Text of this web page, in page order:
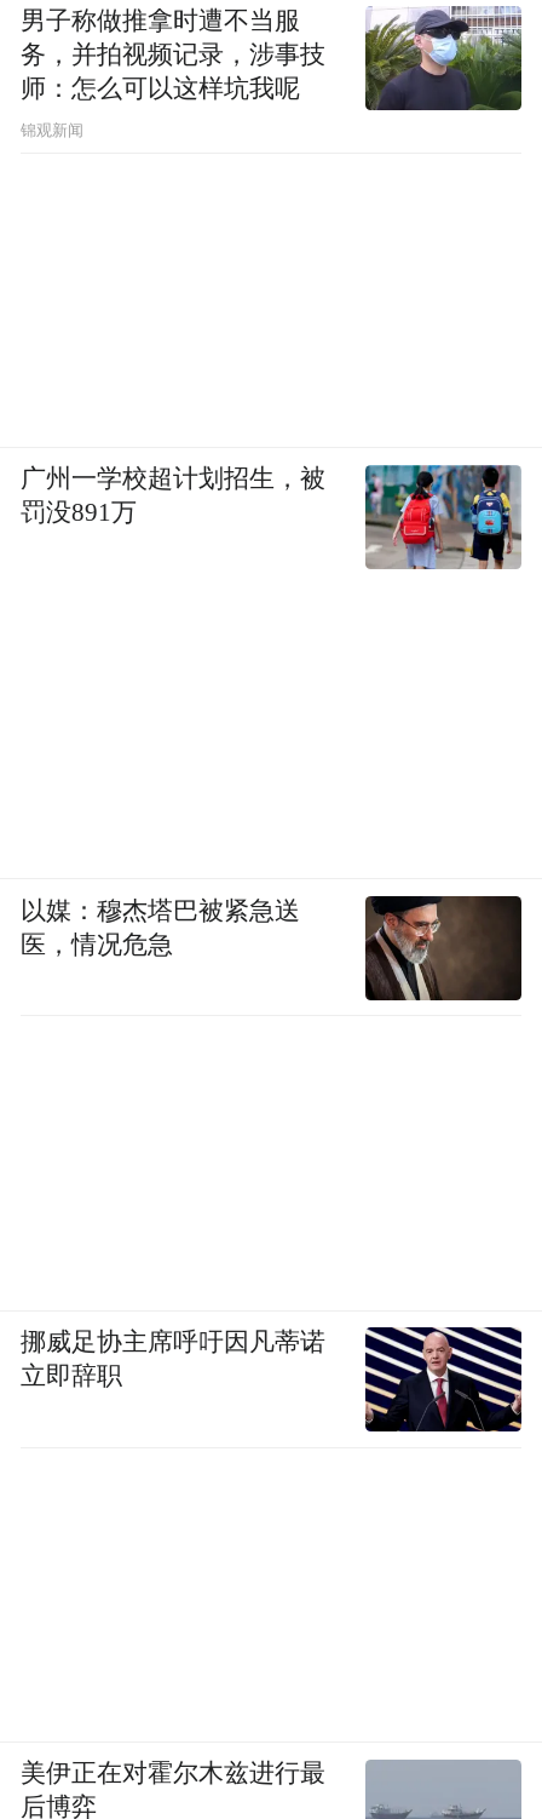
男子称做推拿时遭不当服
务，并拍视频记录，涉事技
师：怎么可以这样坑我呢
锦观新闻
广州一学校超计划招生，被
罚没891万
以媒：穆杰塔巴被紧急送
医，情况危急
挪威足协主席呼吁因凡蒂诺
立即辞职
美伊正在对霍尔木兹进行最
后博弈